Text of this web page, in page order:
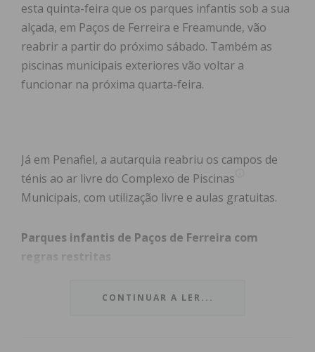
esta quinta-feira que os parques infantis sob a sua
alçada, em Paços de Ferreira e Freamunde, vão
reabrir a partir do próximo sábado. Também as
piscinas municipais exteriores vão voltar a
funcionar na próxima quarta-feira.
Já em Penafiel, a autarquia reabriu os campos de
ténis ao ar livre do Complexo de Piscinas
Municipais, com utilização livre e aulas gratuitas.
Parques infantis de Paços de Ferreira com
regras restritas
Em comunicado, a autarquia pacense subinhou que
CONTINUAR A LER...